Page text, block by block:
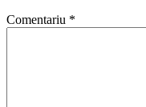
Comentariu *